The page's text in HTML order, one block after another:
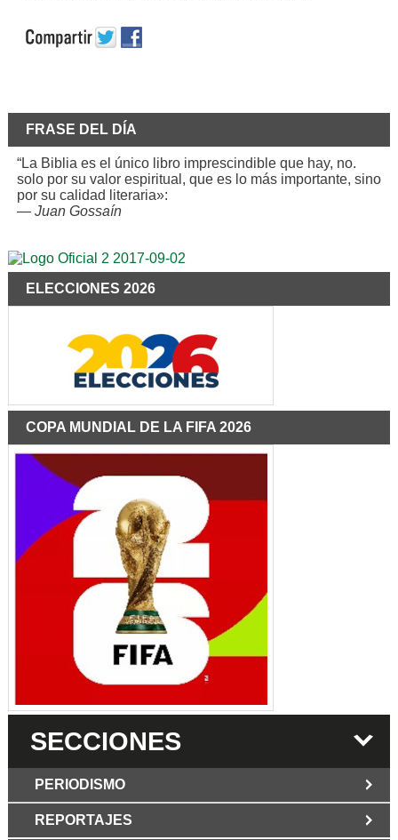
FRASE DEL DÍA
“La Biblia es el único libro imprescindible que hay, no.
solo por su valor espiritual, que es lo más importante, sino
por su calidad literaria»:
— Juan Gossaín
ELECCIONES 2026
COPA MUNDIAL DE LA FIFA 2026
SECCIONES
PERIODISMO
Los Periodist@s
REPORTAJES